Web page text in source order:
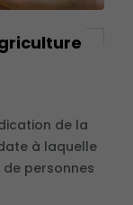
de la
à laquelle
personnes